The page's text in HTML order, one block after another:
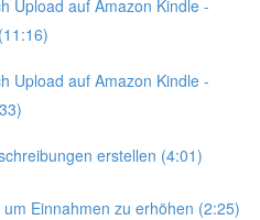
Upload auf Amazon Kindle -
Upload auf Amazon Kindle -
erstellen (4:01)
Einnahmen zu erhöhen (2:25)